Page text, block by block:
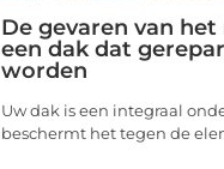
De gevaren van het
een dak dat
worden
Uw dak is een integraal
beschermt het tegen de